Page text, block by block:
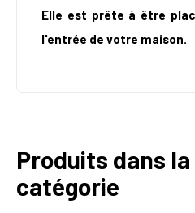
Elle est prête à être
l'entrée de votre maison.
Produits dans
catégorie